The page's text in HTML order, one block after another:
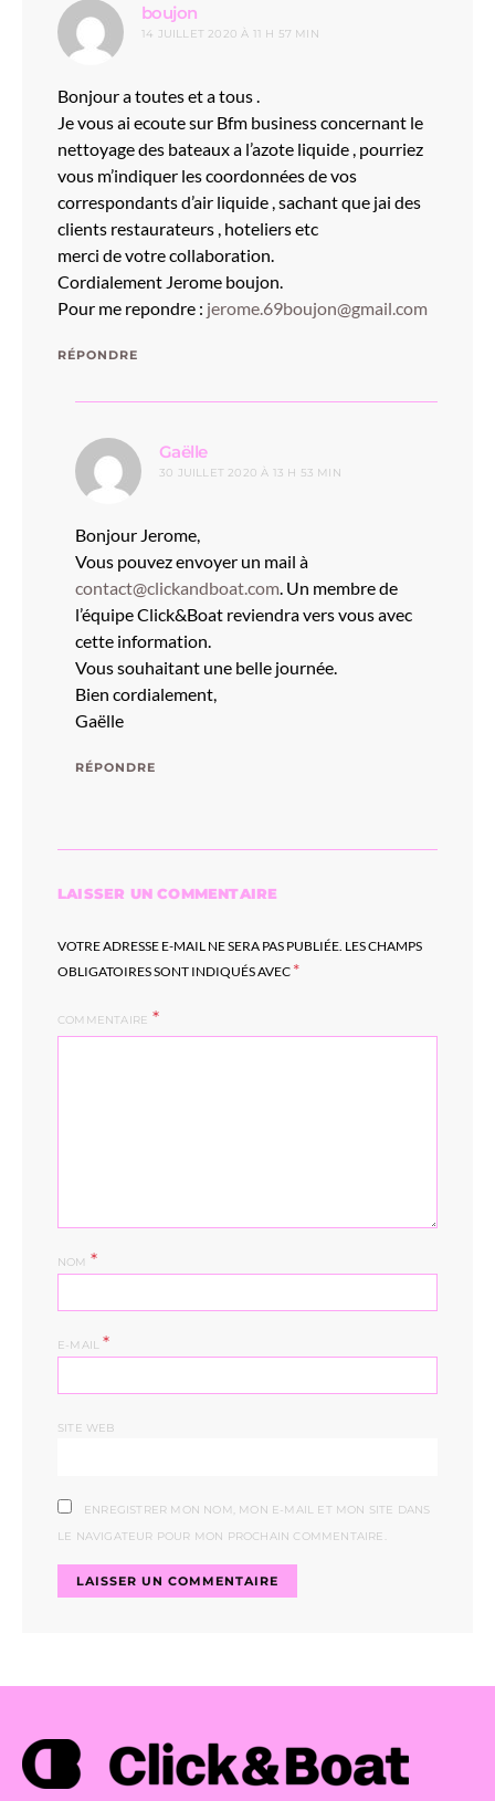
boujon
14 JUILLET 2020 À 11 H 57 MIN
Bonjour a toutes et a tous .
Je vous ai ecoute sur Bfm business concernant le
nettoyage des bateaux a l’azote liquide , pourriez
vous m’indiquer les coordonnées de vos
correspondants d’air liquide , sachant que jai des
clients restaurateurs , hoteliers etc
merci de votre collaboration.
Cordialement Jerome boujon.
Pour me repondre : jerome.69boujon@gmail.com
RÉPONDRE
Gaëlledit :
30 JUILLET 2020 À 13 H 53 MIN
Bonjour Jerome,
Vous pouvez envoyer un mail à
contact@clickandboat.com. Un membre de
l’équipe Click&Boat reviendra vers vous avec
cette information.
Vous souhaitant une belle journée.
Bien cordialement,
Gaëlle
RÉPONDRE
LAISSER UN COMMENTAIRE
VOTRE ADRESSE E-MAIL NE SERA PAS PUBLIÉE. LES CHAMPS
OBLIGATOIRES SONT INDIQUÉS AVEC *
COMMENTAIRE
NOM *
E-MAIL*
SITE WEB
ENREGISTRER MON NOM, MON E-MAIL ET MON SITE DANS
LE NAVIGATEUR POUR MON PROCHAIN COMMENTAIRE.